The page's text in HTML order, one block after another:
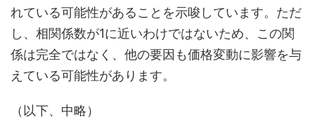
れている可能性があることを示唆しています。ただ
し、相関係数が1に近いわけではないため、この関
係は完全ではなく、他の要因も価格変動に影響を与
えている可能性があります。
（以下、中略）